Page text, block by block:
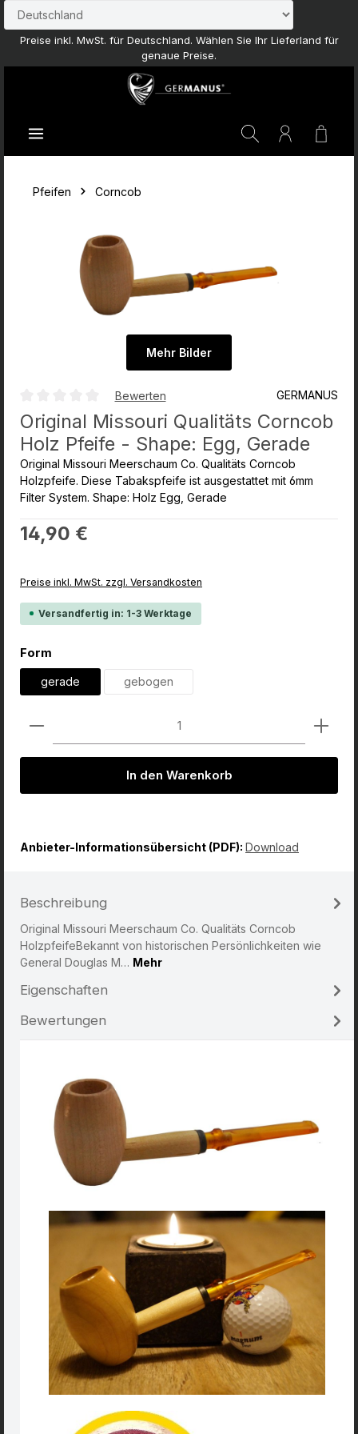
Zum Hauptinhalt springen
Preise inkl. MwSt. für Deutschland. Wählen Sie Ihr Lieferland für
genaue Preise.
Pfeifen Corncob
Mehr Bilder
Durchschnittliche Bewertung von 0 von 5 Sternen
Bewerten GERMANUS
Original Missouri Qualitäts Corncob
Holz Pfeife - Shape: Egg, Gerade
Original Missouri Meerschaum Co. Qualitäts Corncob
Holzpfeife. Diese Tabakspfeife ist ausgestattet mit 6mm
Filter System. Shape: Holz Egg, Gerade
Regulärer Preis:
14,90 €
Preise inkl. MwSt. zzgl. Versandkosten
Versandfertig in: 1-3 Werktage
Form
gerade gebogen
Produkt Anzahl: Gib den gewünschten Wert ein
In den Warenkorb
Anbieter-Informationsübersicht (PDF): Download
Beschreibung
Original Missouri Meerschaum Co. Qualitäts Corncob
HolzpfeifeBekannt von historischen Persönlichkeiten wie
General Douglas M… Mehr
Eigenschaften
Bewertungen